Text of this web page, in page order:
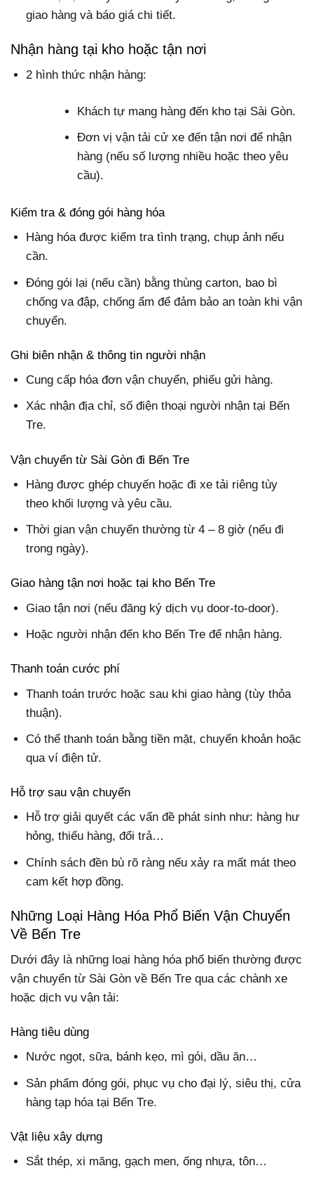
giao hàng và báo giá chi tiết.
Nhận hàng tại kho hoặc tận nơi
2 hình thức nhận hàng:
Khách tự mang hàng đến kho tại Sài Gòn.
Đơn vị vận tải cử xe đến tận nơi để nhận
hàng (nếu số lượng nhiều hoặc theo yêu
cầu).
Kiểm tra & đóng gói hàng hóa
Hàng hóa được kiểm tra tình trạng, chụp ảnh nếu
cần.
Đóng gói lại (nếu cần) bằng thùng carton, bao bì
chống va đập, chống ẩm để đảm bảo an toàn khi vận
chuyển.
Ghi biên nhận & thông tin người nhận
Cung cấp hóa đơn vận chuyển, phiếu gửi hàng.
Xác nhận địa chỉ, số điện thoại người nhận tại Bến
Tre.
Vận chuyển từ Sài Gòn đi Bến Tre
Hàng được ghép chuyến hoặc đi xe tải riêng tùy
theo khối lượng và yêu cầu.
Thời gian vận chuyển thường từ 4 – 8 giờ (nếu đi
trong ngày).
Giao hàng tận nơi hoặc tại kho Bến Tre
Giao tận nơi (nếu đăng ký dịch vụ door-to-door).
Hoặc người nhận đến kho Bến Tre để nhận hàng.
Thanh toán cước phí
Thanh toán trước hoặc sau khi giao hàng (tùy thỏa
thuận).
Có thể thanh toán bằng tiền mặt, chuyển khoản hoặc
qua ví điện tử.
Hỗ trợ sau vận chuyển
Hỗ trợ giải quyết các vấn đề phát sinh như: hàng hư
hỏng, thiếu hàng, đổi trả…
Chính sách đền bù rõ ràng nếu xảy ra mất mát theo
cam kết hợp đồng.
Những Loại Hàng Hóa Phổ Biến Vận Chuyển
Về Bến Tre
Dưới đây là những loại hàng hóa phổ biến thường được
vận chuyển từ Sài Gòn về Bến Tre qua các chành xe
hoặc dịch vụ vận tải:
Hàng tiêu dùng
Nước ngọt, sữa, bánh kẹo, mì gói, dầu ăn…
Sản phẩm đóng gói, phục vụ cho đại lý, siêu thị, cửa
hàng tạp hóa tại Bến Tre.
Vật liệu xây dựng
Sắt thép, xi măng, gạch men, ống nhựa, tôn…